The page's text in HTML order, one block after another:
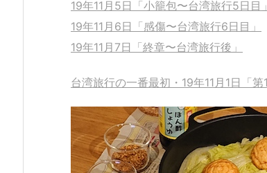
19年11月5日「小籠包〜台湾旅行5日目」
19年11月6日「感傷〜台湾旅行6日目」
19年11月7日「終章〜台湾旅行後」
台湾旅行の一番最初・19年11月1日「